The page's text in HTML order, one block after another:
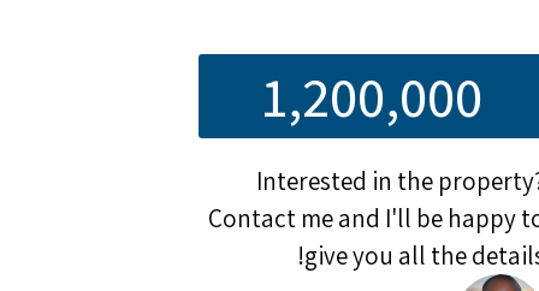
1,200,000
Interested in the
Contact me and I'll be happy
give you all the